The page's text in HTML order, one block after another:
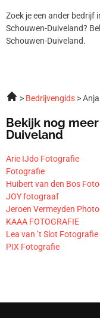
Zoek je een ander bedrijf
Schouwen-Duiveland?
Schouwen-Duiveland.
Bedrijvengids
Bekijk nog
Duiveland
Arie IJdo Fotografie
Fotografie
Huibert van den Bos
JOY fotograaf
Jeroen Vermeyden
KAAA FOTOGRAFIE
Lea van ’t Slot Fotografie
PIX Fotografie